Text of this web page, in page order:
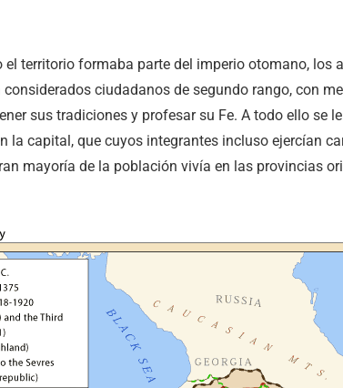
el territorio formaba parte del imperio otomano, los
ciudadanos de segundo rango, con
sus tradiciones y profesar su Fe. A todo ello se
la capital, que cuyos integrantes incluso ejercían
mayoría de la población vivía en las provincias